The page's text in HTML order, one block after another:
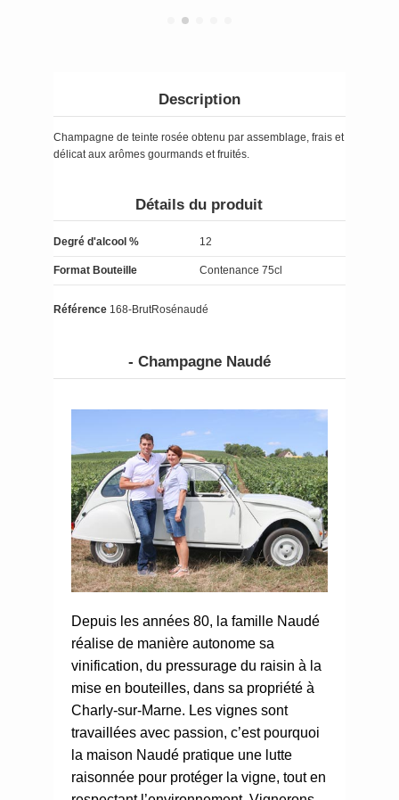
Description
Champagne de teinte rosée obtenu par assemblage, frais et
délicat aux arômes gourmands et fruités.
Détails du produit
Degré d'alcool % 12
Format Bouteille Contenance 75cl
Référence 168-BrutRosénaudé
- Champagne Naudé
Depuis les années 80, la famille Naudé
réalise de manière autonome sa
vinification, du pressurage du raisin à la
mise en bouteilles, dans sa propriété à
Charly-sur-Marne. Les vignes sont
travaillées avec passion, c’est pourquoi
la maison Naudé pratique une lutte
raisonnée pour protéger la vigne, tout en